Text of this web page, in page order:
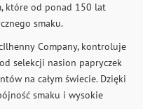
które od ponad 150 lat
smaku.
Company, kontroluje
selekcji nasion papryczek
na całym świecie. Dzięki
smaku i wysokie